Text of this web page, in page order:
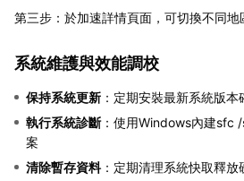
第三步：於加速詳情頁面，可切換不同地
系統維護與效能調校
保持系統更新 ：定期安裝最新系統版本
執行系統診斷：使用Windows內建sfc
案
清除暫存資料：定期清理系統快取釋放